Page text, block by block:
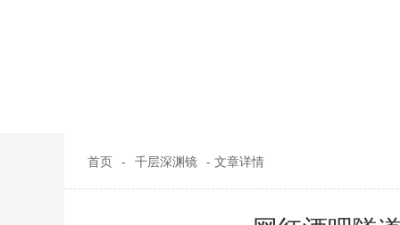
首页 - 千层深渊镜 - 文章详情